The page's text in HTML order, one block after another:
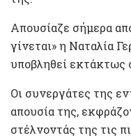
Απουσίαζε σήμερα
γίνεται» η Ναταλία
υποβληθεί εκτάκτως
Οι συνεργάτες της
απουσία της,
στέλνοντάς της τις